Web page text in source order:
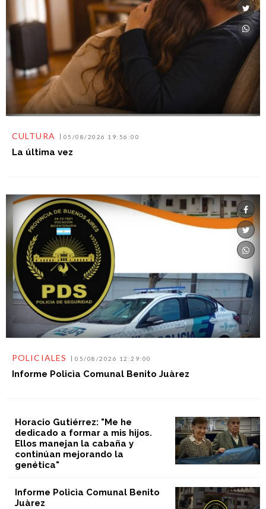
CULTURA 05/08/2026 19:56:00
La última vez
POLICIALES 05/08/2026 12:29:00
Informe Policìa Comunal Benito Juàrez
Horacio Gutiérrez: "Me he
dedicado a formar a mis hijos.
Ellos manejan la cabaña y
continúan mejorando la
genética"
Informe Policìa Comunal Benito
Juàrez